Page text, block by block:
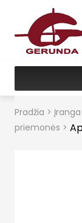
Pradžia >
priemonės >